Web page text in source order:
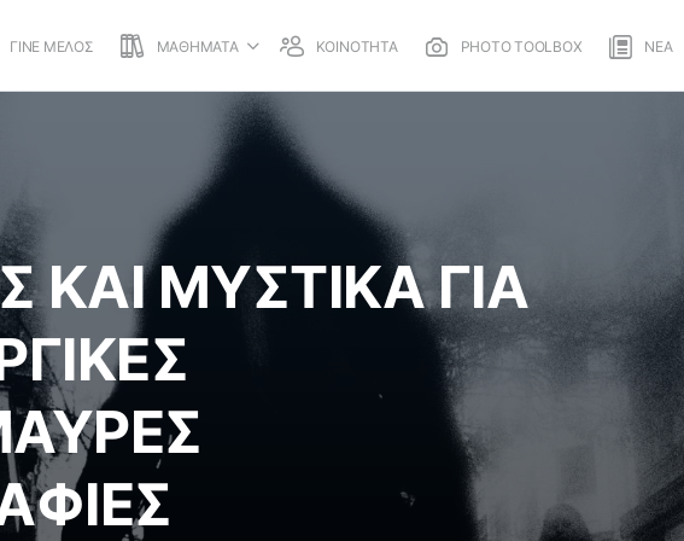
ΓΙΝΕ ΜΕΛΟΣ ΜΑΘΗΜΑΤΑ ΚΟΙΝΟΤΗΤΑ PHOTO TOOLBOX ΝΕΑ
ΚΑΙ ΜΥΣΤΙΚΑ ΓΙΑ